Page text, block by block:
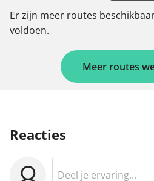
Er zijn meer routes
voldoen.
Meer routes
Reacties